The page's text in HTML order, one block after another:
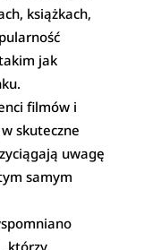
książkach,
jak
filmów i
skuteczne
uwagę
samym
którzy